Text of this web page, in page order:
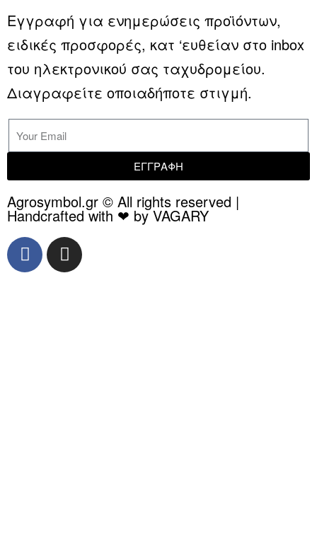
Εγγραφή για ενημερώσεις προϊόντων,
ειδικές προσφορές, κατ ‘ευθείαν στο inbox
του ηλεκτρονικού σας ταχυδρομείου.
Διαγραφείτε οποιαδήποτε στιγμή.
ΕΓΓΡΑΦΗ
Agrosymbol.gr © All rights reserved |
Handcrafted with ❤ by VAGARY